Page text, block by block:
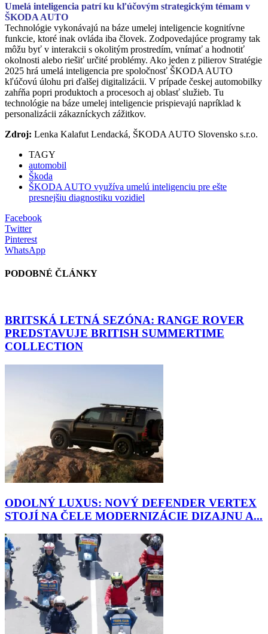
Umelá inteligencia patrí ku kľúčovým strategickým témam v
ŠKODA AUTO
Technológie vykonávajú na báze umelej inteligencie kognitívne
funkcie, ktoré inak ovláda iba človek. Zodpovedajúce programy tak
môžu byť v interakcii s okolitým prostredím, vnímať a hodnotiť
okolnosti alebo riešiť určité problémy. Ako jeden z pilierov Stratégie
2025 hrá umelá inteligencia pre spoločnosť ŠKODA AUTO
kľúčovú úlohu pri ďalšej digitalizácii. V prípade českej automobilky
zahŕňa popri produktoch a procesoch aj oblasť služieb. Tu
technológie na báze umelej inteligencie prispievajú napríklad k
personalizácii zákazníckych zážitkov.
Zdroj: Lenka Kalafut Lendacká, ŠKODA AUTO Slovensko s.r.o.
TAGY
automobil
Škoda
ŠKODA AUTO využíva umelú inteligenciu pre ešte
presnejšiu diagnostiku vozidiel
Facebook
Twitter
Pinterest
WhatsApp
PODOBNÉ ČLÁNKY
BRITSKÁ LETNÁ SEZÓNA: RANGE ROVER
PREDSTAVUJE BRITISH SUMMERTIME
COLLECTION
ODOLNÝ LUXUS: NOVÝ DEFENDER VERTEX
STOJÍ NA ČELE MODERNIZÁCIE DIZAJNU A...